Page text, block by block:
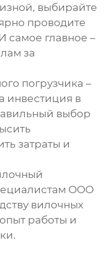
выбирайте
проводите
самое главное –
за
погрузчика –
инвестиция в
выбор
затраты и
ООО
вилочных
работы и